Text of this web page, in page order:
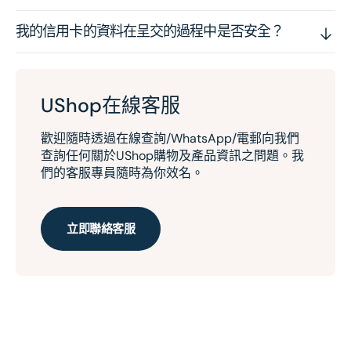
我的信用卡的資料在呈交的過程中是否安全？
UShop在線客服
歡迎隨時透過在線查詢/WhatsApp/電郵向我們
查詢任何關於UShop購物及產品資訊之問題。我
們的客服專員隨時為你效名。
立即聯絡客服